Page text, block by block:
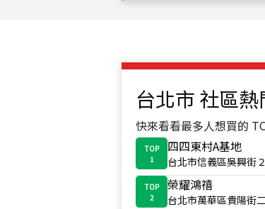
台北市 社區
快來看看最多人想買的
TOP
1
四四東村A基地
台北市信義區吳興街
TOP
2
榮耀鴻禧
台北市萬華區貴陽街